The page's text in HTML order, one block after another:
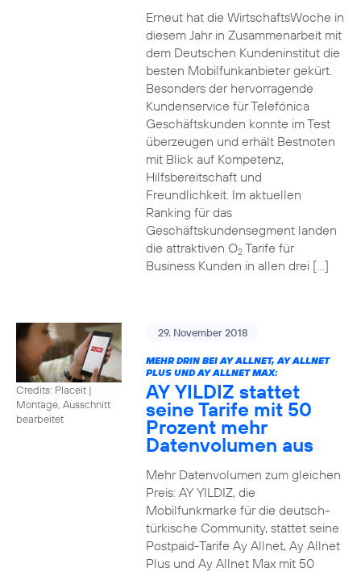
Erneut hat die WirtschaftsWoche in
diesem Jahr in Zusammenarbeit mit
dem Deutschen Kundeninstitut die
besten Mobilfunkanbieter gekürt.
Besonders der hervorragende
Kundenservice für Telefónica
Geschäftskunden konnte im Test
überzeugen und erhält Bestnoten
mit Blick auf Kompetenz,
Hilfsbereitschaft und
Freundlichkeit. Im aktuellen
Ranking für das
Geschäftskundensegment landen
die attraktiven O2Tarife für
Business Kunden in allen drei […]
Credits: Placeit |
Montage, Ausschnitt
bearbeitet
29. November 2018
MEHR DRIN BEI AY ALLNET, AY ALLNET
PLUS UND AY ALLNET MAX:
AY YILDIZ stattet
seine Tarife mit 50
Prozent mehr
Datenvolumen aus
Mehr Datenvolumen zum gleichen
Preis: AY YILDIZ, die
Mobilfunkmarke für die deutsch-
türkische Community, stattet seine
Postpaid-Tarife Ay Allnet, Ay Allnet
Plus und Ay Allnet Max mit 50